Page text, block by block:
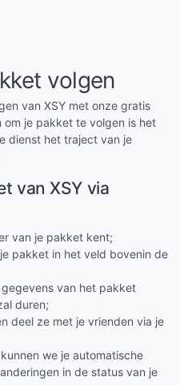
volgen
van XSY met onze gratis
je pakket te volgen is het
dienst het traject van je
van XSY via
van je pakket kent;
pakket in het veld bovenin de
van het pakket
duren;
deel ze met je vrienden via je
we je automatische
in de status van je